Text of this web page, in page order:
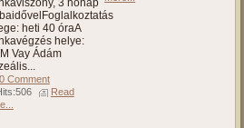
3 hónap
heti 40 óraA
helye:
Vay Ádám
0 Comment
Read